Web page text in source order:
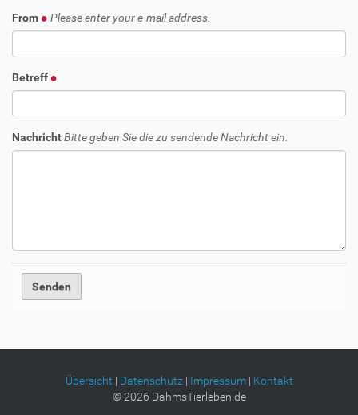
From Please enter your e-mail address.
Betreff
NachrichtBitte geben Sie die zu sendende Nachricht ein.
Übersicht | Datenschutz| Impressum| Kontakt
©2026 DahmsTierleben.de